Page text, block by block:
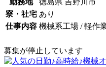
勤務地
徳島県 吉野川市
寮・社宅 あり
仕事内容 機械系工場 / 軽作
募集が停止しています